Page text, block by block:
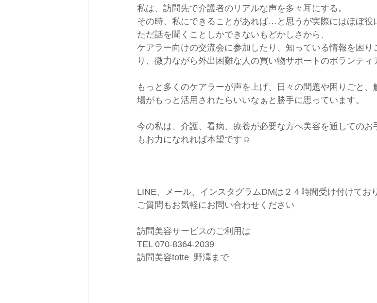
私は、訪問先で介護者のリアルな声を多々耳にする。
その時、私にできることがあれば…と思うが実際にはほぼ役
ただ話を聞くことしかできないもどかしさから、
ケアラー向けの交流会に参加したり、知っている情報を困り
り、微力ながら外出困難な人の買い物サポートのボランティ
もっと多くのケアラーが声を上げ、日々の問題や困りごと
場がもっと活用されたらいいなぁと勝手に思っています。
今の私は、介護、看病、療養が必要な方へ美容を通しての
もお力になれれば本望です☺️
LINE、メール、インスタグラムDMは２４時間受け付けてお
ご質問もお気軽にお問い合わせください
訪問美容サービスのご利用は
TEL 070-8364-2039
訪問美容totte  野澤まで